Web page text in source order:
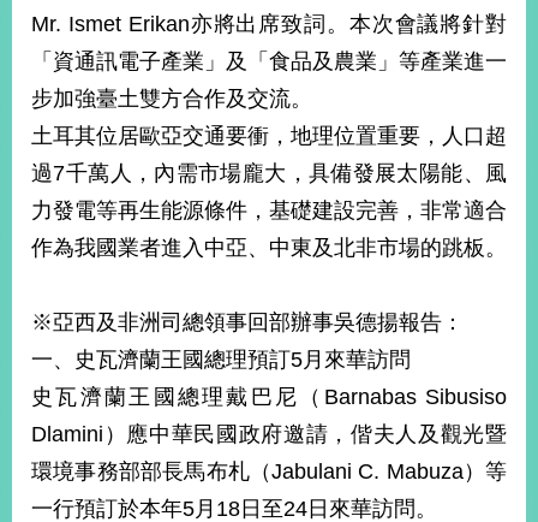
Mr. Ismet Erikan亦將出席致詞。本次會議將針對
「資通訊電子產業」及「食品及農業」等產業進一
步加強臺土雙方合作及交流。
土耳其位居歐亞交通要衝，地理位置重要，人口超
過7千萬人，內需市場龐大，具備發展太陽能、風
力發電等再生能源條件，基礎建設完善，非常適合
作為我國業者進入中亞、中東及北非市場的跳板。
※亞西及非洲司總領事回部辦事吳德揚報告：
一、史瓦濟蘭王國總理預訂5月來華訪問
史瓦濟蘭王國總理戴巴尼（Barnabas Sibusiso
Dlamini）應中華民國政府邀請，偕夫人及觀光暨
環境事務部部長馬布札（Jabulani C. Mabuza）等
一行預訂於本年5月18日至24日來華訪問。